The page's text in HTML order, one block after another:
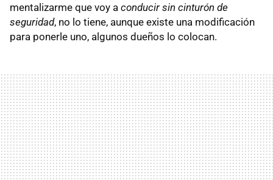
mentalizarme que voy a conducir sin cinturón de
seguridad, no lo tiene, aunque existe una modificación
para ponerle uno, algunos dueños lo colocan.